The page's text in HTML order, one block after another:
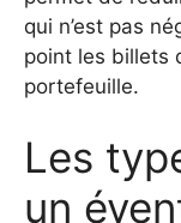
qui n’est pas
point les billets
portefeuille.
Les
un